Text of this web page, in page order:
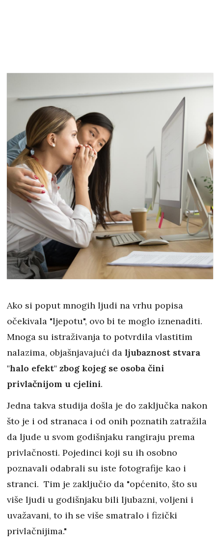
Ako si poput mnogih ljudi na vrhu popisa
očekivala "ljepotu", ovo bi te moglo iznenaditi.
Mnoga su istraživanja to potvrdila vlastitim
nalazima, objašnjavajući da ljubaznost stvara
"halo efekt" zbog kojeg se osoba čini
privlačnijom u cjelini.
Jedna takva studija došla je do zaključka nakon
što je i od stranaca i od onih poznatih zatražila
da ljude u svom godišnjaku rangiraju prema
privlačnosti. Pojedinci koji su ih osobno
poznavali odabrali su iste fotografije kao i
stranci. Tim je zaključio da "općenito, što su
više ljudi u godišnjaku bili ljubazni, voljeni i
uvažavani, to ih se više smatralo i fizički
privlačnijima."